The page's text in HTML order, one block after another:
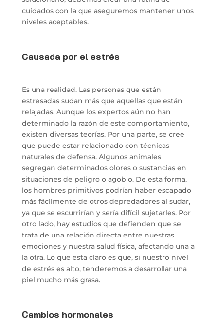
cuidados con la que aseguremos mantener unos
niveles aceptables.
Causada por el estrés
Es una realidad. Las personas que están
estresadas sudan más que aquellas que están
relajadas. Aunque los expertos aún no han
determinado la razón de este comportamiento,
existen diversas teorías. Por una parte, se cree
que puede estar relacionado con técnicas
naturales de defensa. Algunos animales
segregan determinados olores o sustancias en
situaciones de peligro o agobio. De esta forma,
los hombres primitivos podrían haber escapado
más fácilmente de otros depredadores al sudar,
ya que se escurrirían y sería difícil sujetarles. Por
otro lado, hay estudios que defienden que se
trata de una relación directa entre nuestras
emociones y nuestra salud física, afectando una a
la otra. Lo que esta claro es que, si nuestro nivel
de estrés es alto, tenderemos a desarrollar una
piel mucho más grasa.
Cambios hormonales